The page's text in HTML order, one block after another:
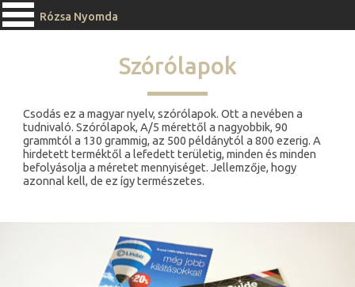
Rózsa Nyomda
Szórólapok
Csodás ez a magyar nyelv, szórólapok. Ott a nevében a
tudnivaló. Szórólapok, A/5 mérettől a nagyobbik, 90
grammtól a 130 grammig, az 500 példánytól a 800 ezerig. A
hirdetett terméktől a lefedett területig, minden és minden
befolyásolja a méretet mennyiséget. Jellemzője, hogy
azonnal kell, de ez így természetes.